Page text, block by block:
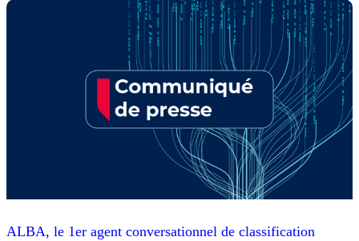
ALBA, le 1er agent conversationnel de classification